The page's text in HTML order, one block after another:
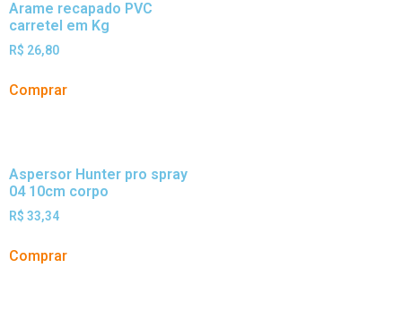
Arame recapado PVC
carretel em Kg
R$ 26,80
Comprar
Aspersor Hunter pro spray
04 10cm corpo
R$ 33,34
Comprar